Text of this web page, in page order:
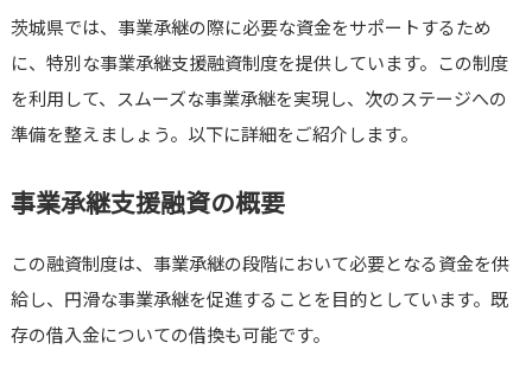
茨城県では、事業承継の際に必要な資金をサポートするため
に、特別な事業承継支援融資制度を提供しています。この制度
を利用して、スムーズな事業承継を実現し、次のステージへの
準備を整えましょう。以下に詳細をご紹介します。
事業承継支援融資の概要
この融資制度は、事業承継の段階において必要となる資金を供
給し、円滑な事業承継を促進することを目的としています。既
存の借入金についての借換も可能です。